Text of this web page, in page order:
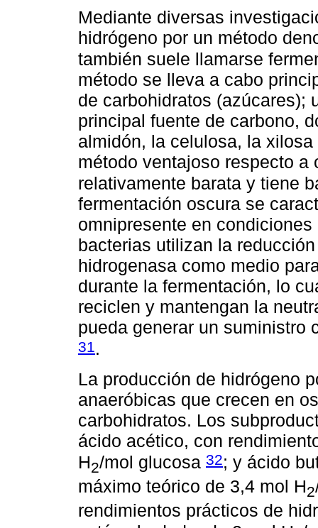
Mediante diversas
hidrógeno por un método
también suele llamarse
método se lleva a cabo
de carbohidratos (azúcares);
principal fuente de carbono,
almidón, la celulosa, la
método ventajoso respecto a
relativamente barata y tiene
fermentación oscura se
omnipresente en
bacterias utilizan la
hidrogenasa como medio
durante la fermentación, lo
reciclen y mantengan la
pueda generar un suministro
31 .
La producción de hidrógeno
anaeróbicas que crecen en
carbohidratos. Los
ácido acético, con
H2/mol glucosa 32; y ácido
máximo teórico de 3,4 mol H2
rendimientos prácticos de